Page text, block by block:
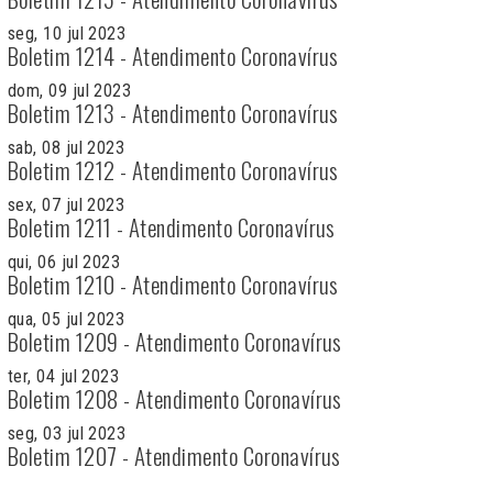
seg, 10 jul 2023
Boletim 1214 - Atendimento Coronavírus
dom, 09 jul 2023
Boletim 1213 - Atendimento Coronavírus
sab, 08 jul 2023
Boletim 1212 - Atendimento Coronavírus
sex, 07 jul 2023
Boletim 1211 - Atendimento Coronavírus
qui, 06 jul 2023
Boletim 1210 - Atendimento Coronavírus
qua, 05 jul 2023
Boletim 1209 - Atendimento Coronavírus
ter, 04 jul 2023
Boletim 1208 - Atendimento Coronavírus
seg, 03 jul 2023
Boletim 1207 - Atendimento Coronavírus